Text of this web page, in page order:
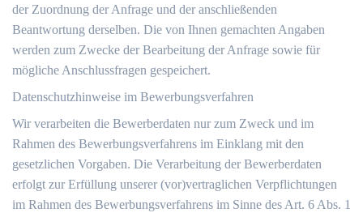
der Zuordnung der Anfrage und der anschließenden
Beantwortung derselben. Die von Ihnen gemachten Angaben
werden zum Zwecke der Bearbeitung der Anfrage sowie für
mögliche Anschlussfragen gespeichert.
Datenschutzhinweise im Bewerbungsverfahren
Wir verarbeiten die Bewerberdaten nur zum Zweck und im
Rahmen des Bewerbungsverfahrens im Einklang mit den
gesetzlichen Vorgaben. Die Verarbeitung der Bewerberdaten
erfolgt zur Erfüllung unserer (vor)vertraglichen Verpflichtungen
im Rahmen des Bewerbungsverfahrens im Sinne des Art. 6 Abs. 1